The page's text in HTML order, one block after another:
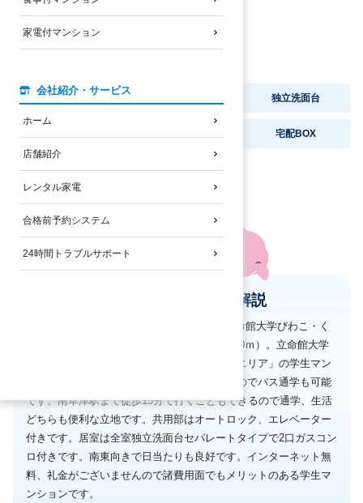
家電付マンション
会社紹介・サービス
ホーム
店舗紹介
レンタル家電
合格前予約システム
24時間トラブルサポート
JRびわこ線
オートロック 独立洗面台
宅配BOX
2口コンロ付
へやいるか君の物件解説
2026年4月上旬に宅配BOXを設置します！立命館大学びわこ・く
さつキャンパス（BKC）まで自転車9分（1800ｍ）。立命館大学
ＢＫＣと南草津駅の中間地点「野路（のじ）エリア」の学生マン
ションです。徒歩通学圏内。バス停にも近いのでバス通学も可能
です。南草津駅まで徒歩15分で行くこともできるので通学、生活
どちらも便利な立地です。共用部はオートロック、エレベーター
付きです。居室は全室独立洗面台セパレートタイプで2口ガスコン
ロ付きです。南東向きで日当たりも良好です。インターネット無
料、礼金がございませんので諸費用面でもメリットのある学生マ
ンションです。